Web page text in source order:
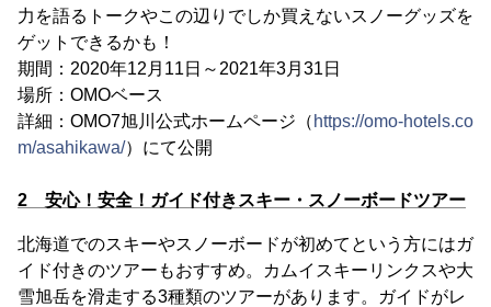
力を語るトークやこの辺りでしか買えないスノーグッズを
ゲットできるかも！
期間：2020年12月11日～2021年3月31日
場所：OMOベース
詳細：OMO7旭川公式ホームページ（ https://omo-hotels.co
m/asahikawa/）にて公開
2 安心！安全！ガイド付きスキー・スノーボードツアー
北海道でのスキーやスノーボードが初めてという方にはガ
イド付きのツアーもおすすめ。カムイスキーリンクスや大
雪旭岳を滑走する3種類のツアーがあります。ガイドがレ